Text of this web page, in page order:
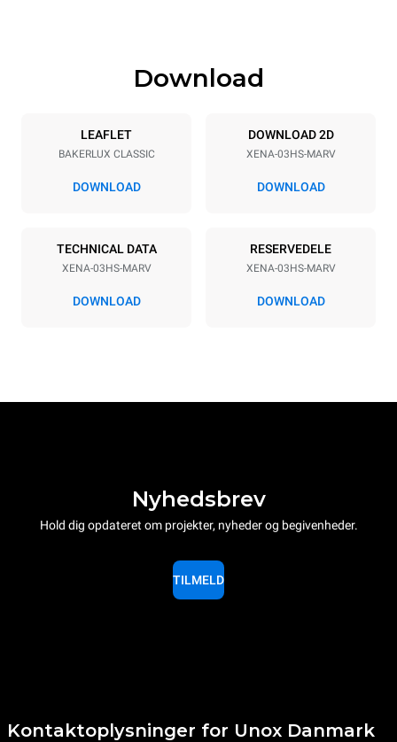
Specifikationer på plader
3 460x330
Distance between trays
Strømforsyning
Voltage
230V 1N~
Electric power
3 kW
Download
LEAFLET
BAKERLUX CLASSIC
DOWNLOAD
DOWNLOAD 2D
XENA-03HS-MARV
DOWNLOAD
TECHNICAL DATA
XENA-03HS-MARV
DOWNLOAD
RESERVEDELE
XENA-03HS-MARV
DOWNLOAD
Nyhedsbrev
Hold dig opdateret om projekter, nyheder og begivenheder.
TILMELD
Kontaktoplysninger for Unox Danmark